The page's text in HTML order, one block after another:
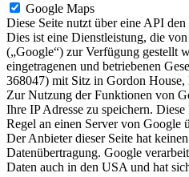
Google Maps
Diese Seite nutzt über eine API
Dies ist eine Dienstleistung, die
(„Google“) zur Verfügung gestellt
eingetragenen und betriebenen
368047) mit Sitz in Gordon
Zur Nutzung der Funktionen von
Ihre IP Adresse zu speichern.
Regel an einen Server von Google
Der Anbieter dieser Seite hat
Datenübertragung. Google
Daten auch in den USA und hat